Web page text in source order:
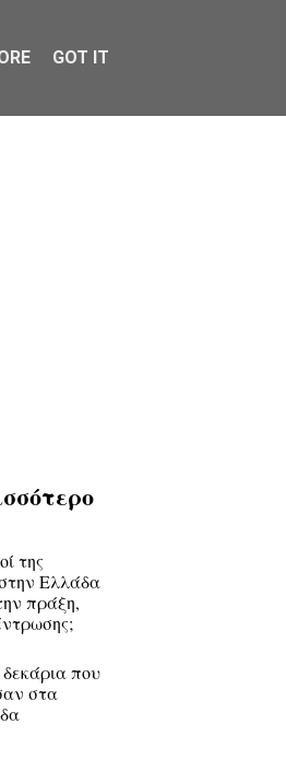
της
Ελλάδα
πράξη,
που
στα
GOT IT